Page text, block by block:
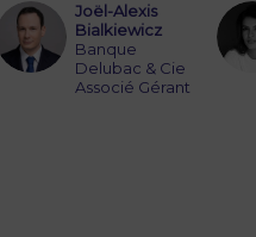
JB
Joël-Alexis
Bialkiewicz
Banque
Delubac & Cie
Associé Gérant